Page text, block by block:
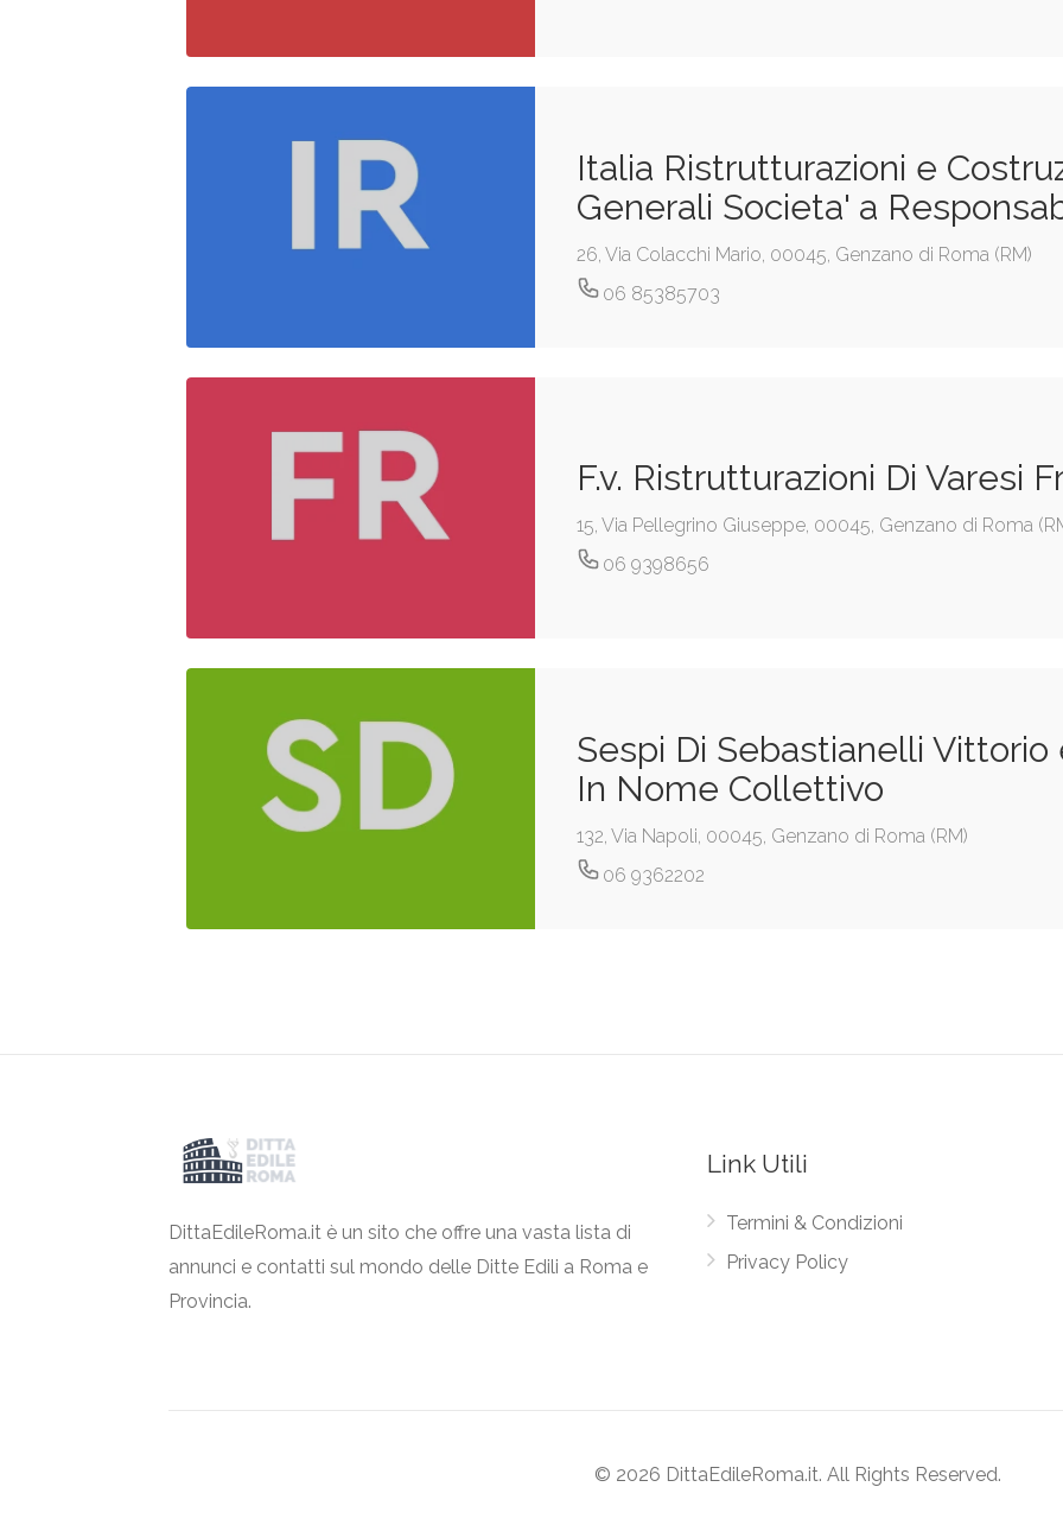
Italia Ristrutturazioni e
Generali Societa' a
26, Via Colacchi Mario, 00045, Genzano di Roma (RM)
06 85385703
F.v. Ristrutturazioni Di Varesi
15, Via Pellegrino Giuseppe, 00045, Genzano di Roma
06 9398656
Sespi Di Sebastianelli Vittorio
In Nome Collettivo
132, Via Napoli, 00045, Genzano di Roma (RM)
06 9362202
DittaEdileRoma.it è un sito che offre una vasta lista di
annunci e contatti sul mondo delle Ditte Edili a Roma e
Provincia.
Link Utili
Termini & Condizioni
Privacy Policy
© 2026 DittaEdileRoma.it. All Rights Reserved.